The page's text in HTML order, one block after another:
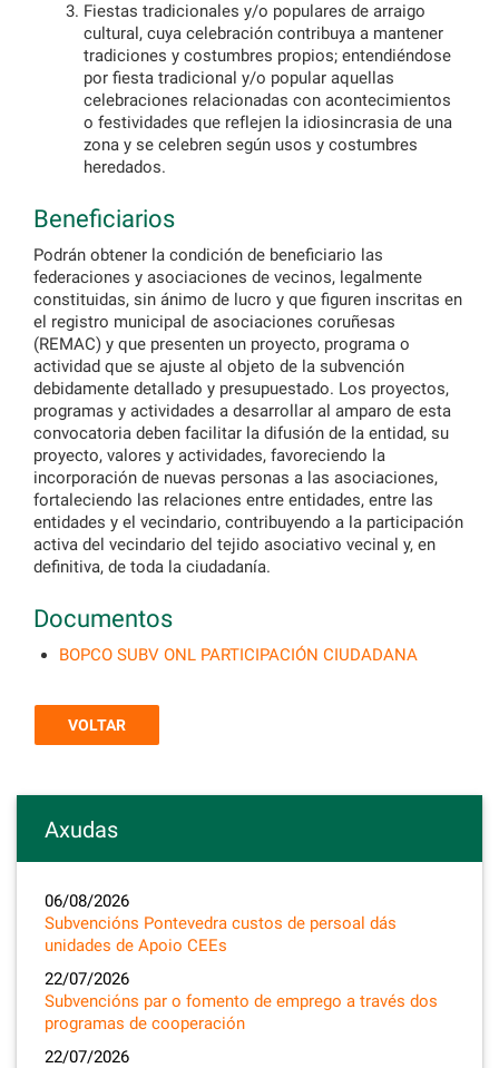
Fiestas tradicionales y/o populares de arraigo
cultural, cuya celebración contribuya a mantener
tradiciones y costumbres propios; entendiéndose
por fiesta tradicional y/o popular aquellas
celebraciones relacionadas con acontecimientos
o festividades que reflejen la idiosincrasia de una
zona y se celebren según usos y costumbres
heredados.
Beneficiarios
Podrán obtener la condición de beneficiario las
federaciones y asociaciones de vecinos, legalmente
constituidas, sin ánimo de lucro y que figuren inscritas en
el registro municipal de asociaciones coruñesas
(REMAC) y que presenten un proyecto, programa o
actividad que se ajuste al objeto de la subvención
debidamente detallado y presupuestado. Los proyectos,
programas y actividades a desarrollar al amparo de esta
convocatoria deben facilitar la difusión de la entidad, su
proyecto, valores y actividades, favoreciendo la
incorporación de nuevas personas a las asociaciones,
fortaleciendo las relaciones entre entidades, entre las
entidades y el vecindario, contribuyendo a la participación
activa del vecindario del tejido asociativo vecinal y, en
definitiva, de toda la ciudadanía.
Documentos
BOPCO SUBV ONL PARTICIPACIÓN CIUDADANA
VOLTAR
Axudas
06/08/2026
Subvencións Pontevedra custos de persoal dás
unidades de Apoio CEEs
22/07/2026
Subvencións par o fomento de emprego a través dos
programas de cooperación
22/07/2026